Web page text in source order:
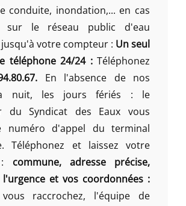
conduite, inondation,... en cas
sur le réseau public d'eau
votre compteur : Un seul
téléphone 24/24 :Téléphonez
En l'absence de nos
nuit, les jours fériés : le
du Syndicat des Eaux vous
numéro d'appel du terminal
Téléphonez et laissez votre
: commune, adresse précise,
et vos coordonnées :
raccrochez, l'équipe de